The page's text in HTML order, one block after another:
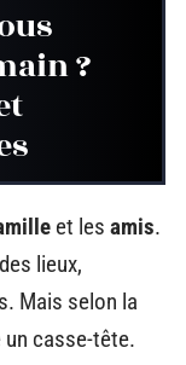
?
et les amis.
lieux,
Mais selon la
casse-tête.